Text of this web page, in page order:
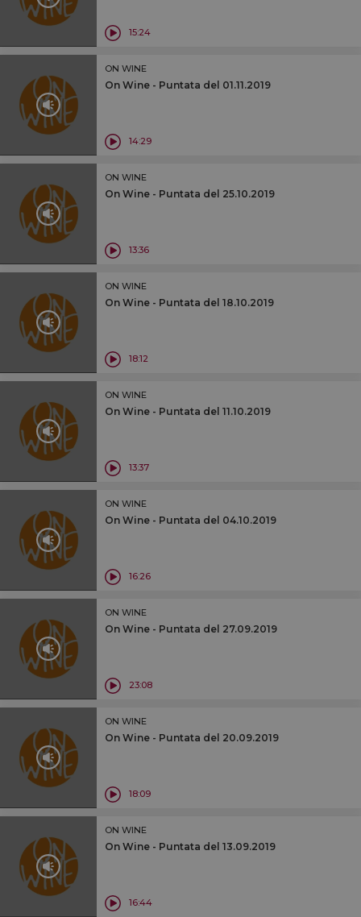
15:24
ON WINE
On Wine - Puntata del 01.11.2019
14:29
ON WINE
On Wine - Puntata del 25.10.2019
13:36
ON WINE
On Wine - Puntata del 18.10.2019
18:12
ON WINE
On Wine - Puntata del 11.10.2019
13:37
ON WINE
On Wine - Puntata del 04.10.2019
16:26
ON WINE
On Wine - Puntata del 27.09.2019
23:08
ON WINE
On Wine - Puntata del 20.09.2019
18:09
ON WINE
On Wine - Puntata del 13.09.2019
16:44